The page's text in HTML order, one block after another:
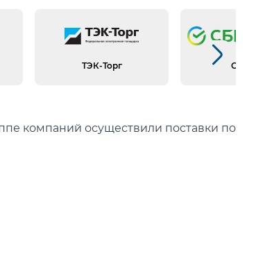
ТЭК-Торг СБЕР А
Следующий слайд
компаний осуществили поставки по
Заказчик.